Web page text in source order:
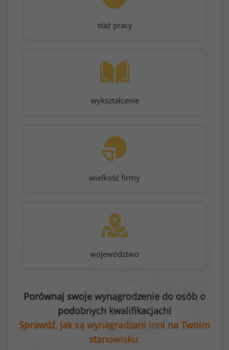
staż pracy
wykształcenie
wielkość firmy
województwo
Porównaj swoje wynagrodzenie do osób o
podobnych kwalifikacjach!
Sprawdź, jak są wynagradzani inni na Twoim
stanowisku.